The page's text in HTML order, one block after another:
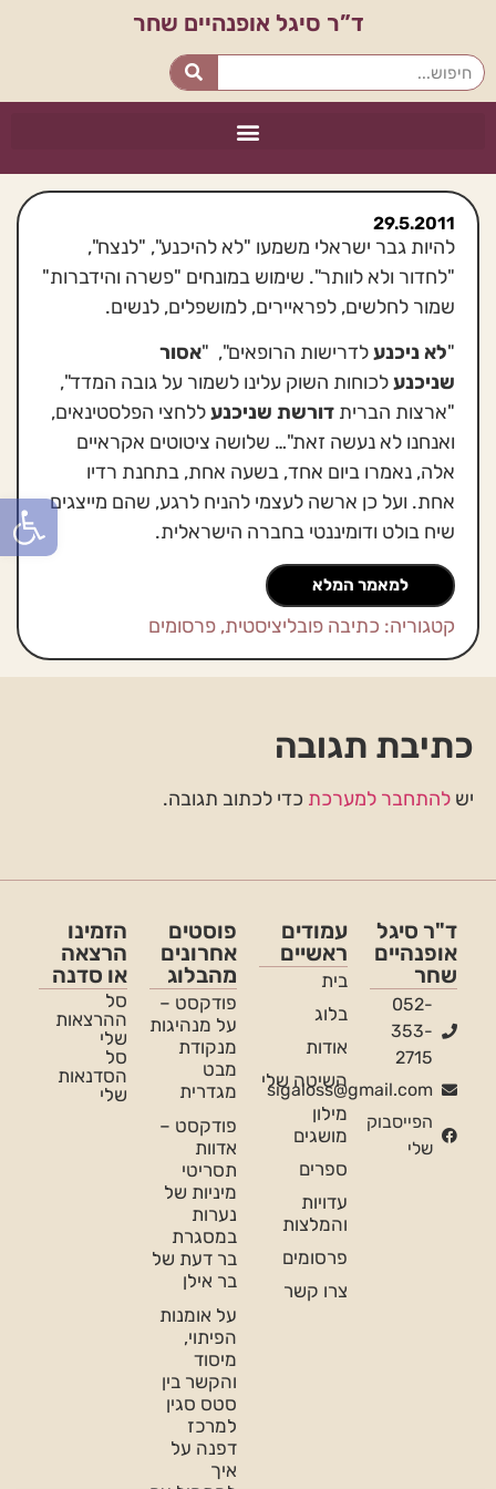
פתח
ד”ר סיגל אופנהיים שחר
29.5.2011
להיות גבר ישראלי משמעו "לא להיכנע", "לנצח",
"לחדור ולא לוותר". שימוש במונחים "פשרה והידברות"
שמור לחלשים, לפראיירים, למושפלים, לנשים.
"לא ניכנעלדרישות הרופאים", "אסור
שניכנעלכוחות השוק עלינו לשמור על גובה המדד",
"ארצות הברית דורשת שניכנעללחצי הפלסטינאים,
ואנחנו לא נעשה זאת"… שלושה ציטוטים אקראיים
אלה, נאמרו ביום אחד, בשעה אחת, בתחנת רדיו
אחת. ועל כן ארשה לעצמי להניח לרגע, שהם מייצגים
שיח בולט ודומיננטי בחברה הישראלית.
למאמר המלא
קטגוריה: כתיבה פובליציסטית, פרסומים
כתיבת תגובה
יש להתחבר למערכת כדי לכתוב תגובה.
ד"ר סיגל
אופנהיים
שחר
052-
353-
2715
sigaloss@gmail.com
הפייסבוק
שלי
עמודים
ראשיים
בית
בלוג
אודות
השיטה שלי
מילון
מושגים
ספרים
עדויות
והמלצות
פרסומים
צרו קשר
פוסטים
אחרונים
מהבלוג
פודקסט –
על מנהיגות
מנקודת
מבט
מגדרית
פודקסט –
אדוות
תסריטי
מיניות של
נערות
במסגרת
בר דעת של
בר אילן
על אומנות
הפיתוי,
מיסוד
והקשר בין
סטס סגין
למרכז
דפנה על
איך
הזמינו
הרצאה
או סדנה
סל
ההרצאות
שלי
סל
הסדנאות
שלי